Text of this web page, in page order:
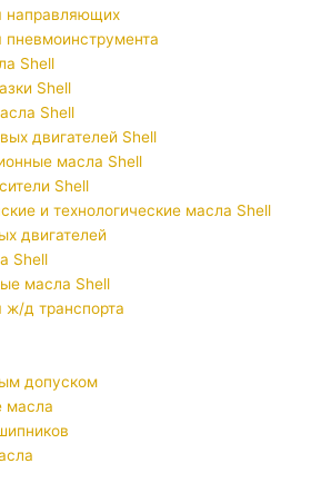
направляющих
Shell
Shell
Shell
двигателей Shell
масла Shell
Shell
и технологические масла Shell
двигателей
Shell
масла Shell
ж/д транспорта
допуском
масла